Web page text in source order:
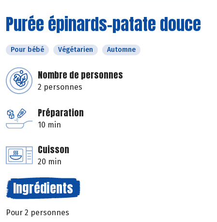
Purée épinards-patate douce
Pour bébé Végétarien Automne
Nombre de personnes
2 personnes
Préparation
10 min
Cuisson
20 min
Ingrédients
Pour 2 personnes